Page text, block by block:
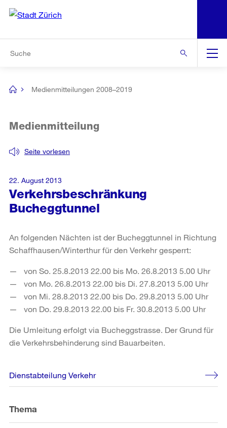
Navigation
[no
Medienmitteilungen 2008–2019
Verkehrsbeschränkung
Bucheggtunnel
Seite vorlesen
Medienmitteilung
22. August 2013
An folgenden Nächten ist der Bucheggtunnel in Richtung
Schaffhausen/Winterthur für den Verkehr gesperrt:
von So. 25.8.2013 22.00 bis Mo. 26.8.2013 5.00 Uhr
von Mo. 26.8.2013 22.00 bis Di. 27.8.2013 5.00 Uhr
von Mi. 28.8.2013 22.00 bis Do. 29.8.2013 5.00 Uhr
von Do. 29.8.2013 22.00 bis Fr. 30.8.2013 5.00 Uhr
Die Umleitung erfolgt via Bucheggstrasse. Der Grund für
die Verkehrsbehinderung sind Bauarbeiten.
Weitere
Informationen
Dienstabteilung Verkehr
Thema